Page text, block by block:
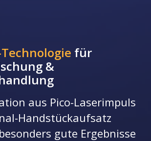
für
&
aus Pico-Laserimpuls
Handstückaufsatz
gute Ergebnisse